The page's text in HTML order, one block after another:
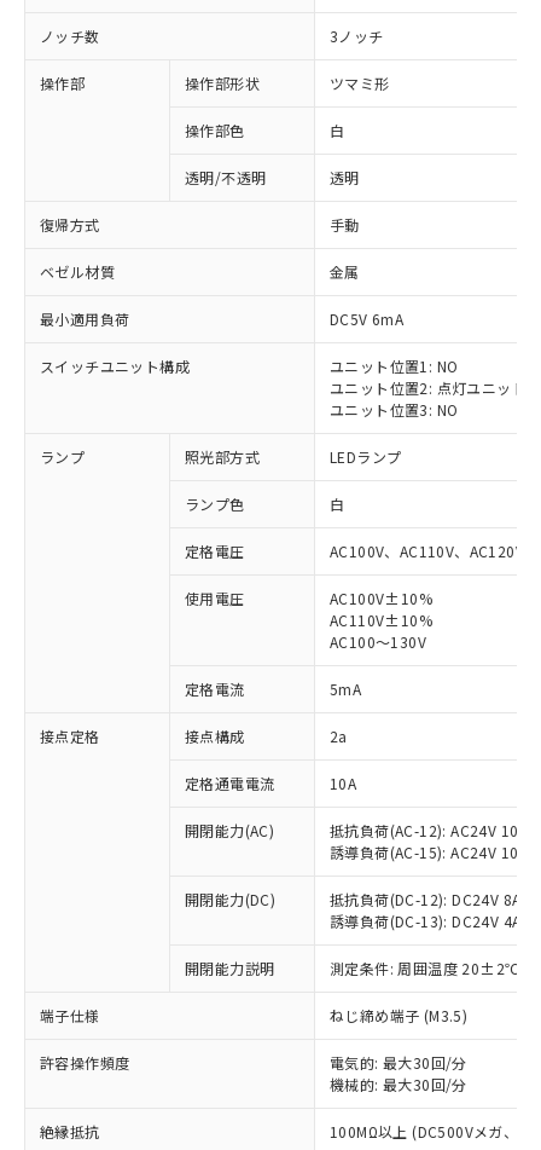
ノッチ数 3ノッチ
操作部 操作部形状 ツマミ形
操作部色 白
透明/不透明 透明
復帰方式 手動
ベゼル材質 金属
最小適用負荷 DC5V 6mA
スイッチユニット構成
ユニット位置1: NO
ユニット位置2: 点灯ユニット
ユニット位置3: NO
ランプ 照光部方式 LEDランプ
ランプ色 白
定格電圧 AC100V、AC110V、AC120V
使用電圧
AC100V±10%
AC110V±10%
AC100～130V
定格電流 5mA
接点定格 接点構成 2a
定格通電電流 10A
開閉能力(AC)
抵抗負荷(AC-12): AC24V 10A/
誘導負荷(AC-15): AC24V
開閉能力(DC)
抵抗負荷(DC-12): DC24V 8A/
誘導負荷(DC-13): DC24V 4A/
開閉能力説明 測定条件: 周囲温度 20±2℃、
端子仕様 ねじ締め端子 (M3.5)
許容操作頻度
電気的: 最大30回/分
機械的: 最大30回/分
絶縁抵抗 100MΩ以上 (DC500Vメガ、点
ご利用条件
以下の条件をお読みいただき、同意のうえ
ご利用ください。
商品の当社在庫状況および標準価格
(税抜)を提供させていただくもので
当社制御機器事業取扱商品の中には、
本サービスの対象外となる商品もある
ことをご了承ください。
在庫状況および標準価格照会結果は、
記載している更新日時点での社内デー
タに基づき作成されるものであり、閲
覧された時点での実際の在庫および標
※1 対応状況
対応済み：EU RoHS指令（10物質）の
非含有に対応した製品が提供可能な商品で
対応予定：EU RoHS指令（10物質）の非含
有に対応した製品に切り替える予定のある
対応予定なし：EU RoHS指令（10物質）の
非含有に非対応の商品で、対応品を出す予
調査・確認中：EU RoHS指令（10物質）の
非含有の対応状況を調査中または確認中の
非該当品：ライセンス料など無形物で、有
害物質有無と関係のない商品です。
仕入先様の事情により、非含有部品として
いたものが、含有品と判明した場合などや
むを得ず変更することがあります。
ミウム(Cd) 100ppm以下、
※1 中国RoHS○×表
「○」：最大均質材料含有率が中国RoHSの
基準値以下であることを示します。
「×」：最大均質材料含有率が中国RoHSの
基準値を超えていることを示します。
「－」：未確認です。当社販売部門へお問
い合わせください。
*中国RoHS10物質の基準値 (GB/T26572)：
Pb(鉛) :1000ppm、 Hg(水銀) : 1000ppm、 Cd(カドミウ
当社は、これら貴社製品のうち、外国
為替および外国貿易法に定める商品
（以下｢規制貨物等」という）を輸出
または国外への提供する場合は、日本
国政府の輸出許可(または役務取引許